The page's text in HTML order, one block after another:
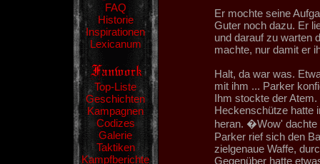
FAQ
Historie
Inspirationen
Lexicanum
Top-Liste
Geschichten
Kampagnen
Codizes
Galerie
Taktiken
Kampfberichte
Er mochte seine
Guter noch dazu. Er
und darauf zu warten
machte, nur damit er
Halt, da war was.
mit ihm ... Parker
Ihm stockte der
Heckenschütze hatte
heran. �Wow'
Parker rief sich den
zielgenaue Waffe,
Gegenüber hatte